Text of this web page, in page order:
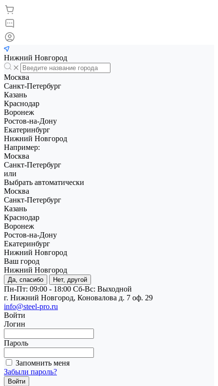
Нижний Новгород
Москва
Санкт-Петербург
Казань
Краснодар
Воронеж
Ростов-на-Дону
Екатеринбург
Нижний Новгород
Например:
Москва
Санкт-Петербург
или
Выбрать автоматически
Москва
Санкт-Петербург
Казань
Краснодар
Воронеж
Ростов-на-Дону
Екатеринбург
Нижний Новгород
Ваш город
Нижний Новгород
Да, спасибо Нет, другой
Пн-Пт: 09:00 - 18:00 Cб-Вс: Выходной
г. Нижний Новгород, Коновалова д. 7 оф. 29
info@steel-pro.ru
Войти
Логин
Пароль
Запомнить меня
Забыли пароль?